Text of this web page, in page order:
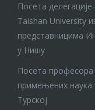
Посета
Taishan University
представницима
у Нишу
Посета
примењених наука
Турској